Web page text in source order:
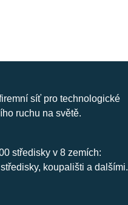
síť pro technologické
ruchu na světě.
středisky v 8 zemích:
koupališti a dalšími.